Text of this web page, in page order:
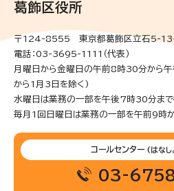
葛飾区役所
〒124-8555 東京都葛飾区立石5-
電話：03-3695-1111（代表）
月曜日から金曜日の午前8時30分から
から1月3日を除く)
水曜日は業務の一部を午後7時30分まで
毎月1回日曜日は業務の一部を午前9時か
コールセンター (はなし
03-